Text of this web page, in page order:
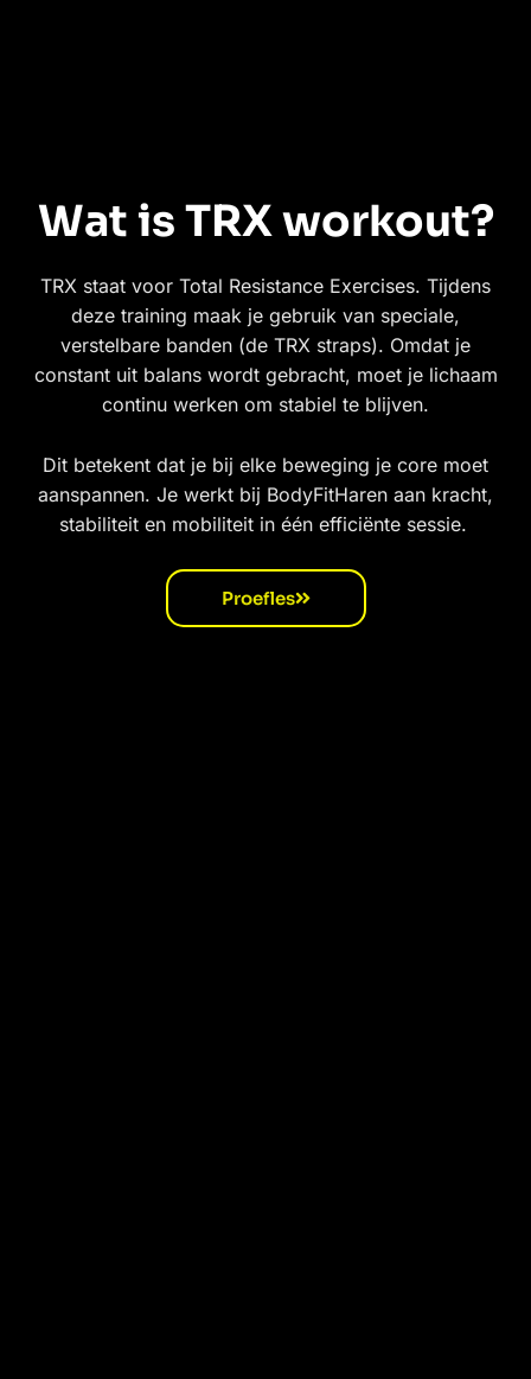
Wat is TRX workout?
TRX staat voor Total Resistance Exercises. Tijdens
deze training maak je gebruik van speciale,
verstelbare banden (de TRX straps). Omdat je
constant uit balans wordt gebracht, moet je lichaam
continu werken om stabiel te blijven.
Dit betekent dat je bij elke beweging je core moet
aanspannen. Je werkt bij BodyFitHaren aan kracht,
stabiliteit en mobiliteit in één efficiënte sessie.
Proefles